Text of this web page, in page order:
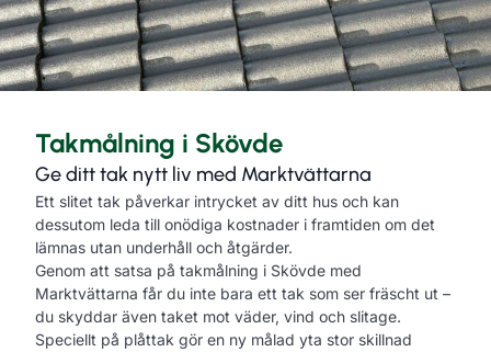
Takmålning i Skövde
Ge ditt tak nytt liv med Marktvättarna
Ett slitet tak påverkar intrycket av ditt hus och kan
dessutom leda till onödiga kostnader i framtiden om det
lämnas utan underhåll och åtgärder.
Genom att satsa på takmålning i Skövde med
Marktvättarna får du inte bara ett tak som ser fräscht ut –
du skyddar även taket mot väder, vind och slitage.
Speciellt på plåttak gör en ny målad yta stor skillnad